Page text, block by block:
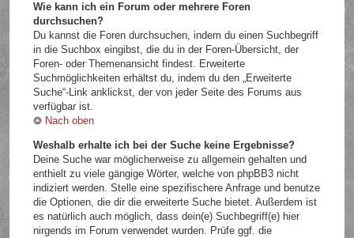
Wie kann ich ein Forum oder mehrere Foren
durchsuchen?
Du kannst die Foren durchsuchen, indem du einen Suchbegriff
in die Suchbox eingibst, die du in der Foren-Übersicht, der
Foren- oder Themenansicht findest. Erweiterte
Suchmöglichkeiten erhältst du, indem du den „Erweiterte
Suche“-Link anklickst, der von jeder Seite des Forums aus
verfügbar ist.
Nach oben
Weshalb erhalte ich bei der Suche keine Ergebnisse?
Deine Suche war möglicherweise zu allgemein gehalten und
enthielt zu viele gängige Wörter, welche von phpBB3 nicht
indiziert werden. Stelle eine spezifischere Anfrage und benutze
die Optionen, die dir die erweiterte Suche bietet. Außerdem ist
es natürlich auch möglich, dass dein(e) Suchbegriff(e) hier
nirgends im Forum verwendet wurden. Prüfe ggf. die